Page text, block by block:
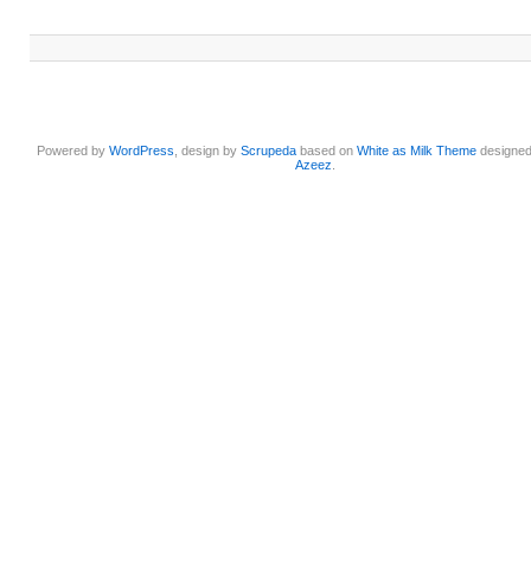
Powered byWordPress , design byScrupeda based onWhite as Milk Theme
Azeez